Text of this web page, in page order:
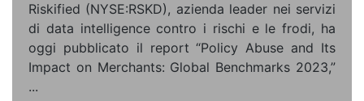
Riskified (NYSE:RSKD), azienda leader nei servizi
di data intelligence contro i rischi e le frodi, ha
oggi pubblicato il report “Policy Abuse and Its
Impact on Merchants: Global Benchmarks 2023,”
...